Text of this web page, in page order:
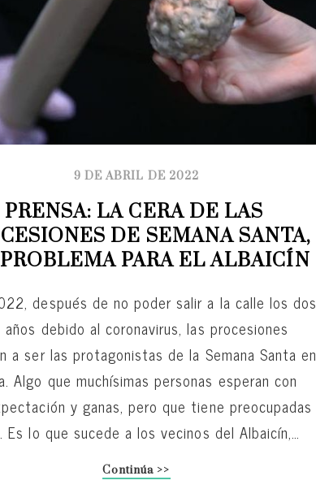
9 DE ABRIL DE 2022
PRENSA: LA CERA DE LAS
DE SEMANA SANTA,
PARA EL ALBAICÍN
después de no poder salir a la calle los dos
debido al coronavirus, las procesiones
a ser las protagonistas de la Semana Santa en
Algo que muchísimas personas esperan con
y ganas, pero que tiene preocupadas
Es lo que sucede a los vecinos del Albaicín,…
Continúa >>